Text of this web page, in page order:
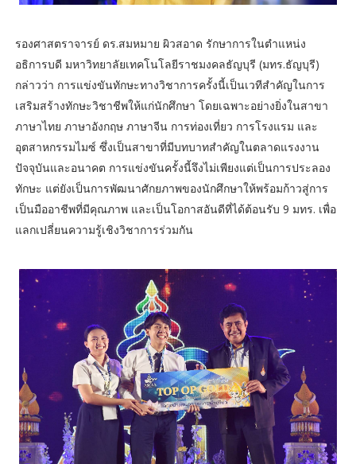
รองศาสตราจารย์ ดร.สมหมาย ผิวสอาด รักษาการในตำแหน่ง
อธิการบดี มหาวิทยาลัยเทคโนโลยีราชมงคลธัญบุรี (มทร.ธัญบุรี)
กล่าวว่า การแข่งขันทักษะทางวิชาการครั้งนี้เป็นเวทีสำคัญในการ
เสริมสร้างทักษะวิชาชีพให้แก่นักศึกษา โดยเฉพาะอย่างยิ่งในสาขา
ภาษาไทย ภาษาอังกฤษ ภาษาจีน การท่องเที่ยว การโรงแรม และ
อุตสาหกรรมไมซ์ ซึ่งเป็นสาขาที่มีบทบาทสำคัญในตลาดแรงงาน
ปัจจุบันและอนาคต การแข่งขันครั้งนี้จึงไม่เพียงแต่เป็นการประลอง
ทักษะ แต่ยังเป็นการพัฒนาศักยภาพของนักศึกษาให้พร้อมก้าวสู่การ
เป็นมืออาชีพที่มีคุณภาพ และเป็นโอกาสอันดีที่ได้ต้อนรับ 9 มทร. เพื่อ
แลกเปลี่ยนความรู้เชิงวิชาการร่วมกัน